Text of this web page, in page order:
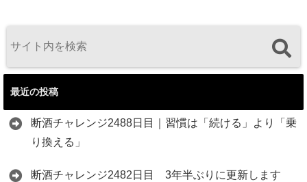
最近の投稿
断酒チャレンジ2488日目｜習慣は「続ける」より「乗
り換える」
断酒チャレンジ2482日目 3年半ぶりに更新します